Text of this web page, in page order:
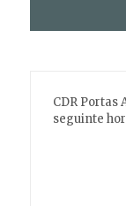
CDR Portas
seguinte